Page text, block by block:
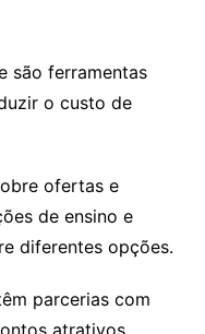
são ferramentas
o custo de
ofertas e
de ensino e
diferentes opções.
parcerias com
atrativos,